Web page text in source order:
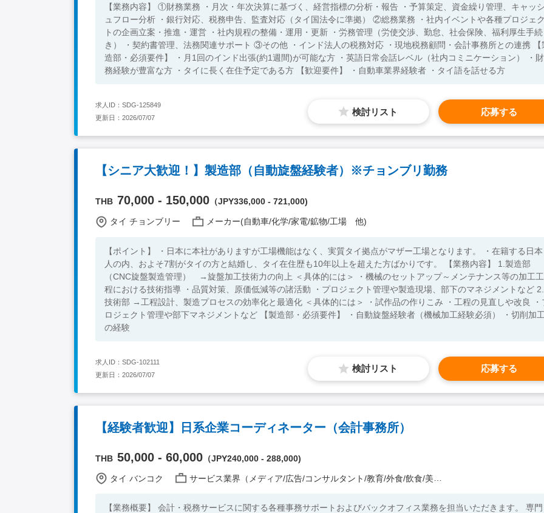
【業務内容】 ①財務業務 ・月次・年次決算に基づく、経営指標の分析・報告 ・予算策定、資金繰り管理、キャッ
ュフロー分析 ・銀行対応、税務申告、監査対応（タイ国法令に準拠） ②総務業務 ・社内イベントや各種プロジェ
トの企画立案・推進・運営 ・社内規程の整備・運用・更新 ・労務管理（労使交渉、勤怠、社会保険、福利厚生手続
き） ・契約書管理、法務関連サポート ③その他 ・インド法人の税務対応 ・現地税務顧問・会計事務所との連携 【製
造部・必須要件】 ・月1回のインド出張(約1週間)が可能な方 ・英語日常会話レベル（社内コミニケーション） ・財
務経験が豊富な方 ・タイに長く在住予定である方 【歓迎要件】 ・自動車業界経験者 ・タイ語を話せる方
検討リスト 応募する
求人ID：SDG-125849
更新日：2026/07/07
【シニア大歓迎！】製造部（自動旋盤経験者）※チョンブリ勤務
THB 70,000 - 150,000 （JPY336,000 - 721,000)
タイ チョンブリー メーカー(自動車/化学/家電/鉱物/工場 他)
【ポイント】 ・日本に本社がありますが工場機能はなく、実質タイ拠点がマザー工場となります。 ・在籍する日本
人の内、およそ7割がタイの方と結婚し、タイ在住歴も10年以上を超えた方ばかりです。 【業務内容】 1.製造部
（CNC旋盤製造管理） →旋盤加工技術力の向上 ＜具体的には＞ ・機械のセットアップ～メンテナンス等の加工工
程における技術指導 ・品質対策、原価低減等の諸活動 ・プロジェクト管理や製造現場、部下のマネジメントなど 2.
技術部 →工程設計、製造プロセスの効率化と最適化 ＜具体的には＞ ・試作品の作りこみ ・工程の見直しや改良 ・
ロジェクト管理や部下マネジメントなど 【製造部・必須要件】 ・自動旋盤経験者（機械加工経験必須） ・切削加工
の経験
検討リスト 応募する
求人ID：SDG-102111
更新日：2026/07/07
【経験者歓迎】日系企業コーディネーター（会計事務所）
THB 50,000 - 60,000 （JPY240,000 - 288,000)
タイ バンコク サービス業界（メディア/広告/コンサルタント/教育/外食/飲食/美容/娯楽/士業 他）
【業務概要】 会計・税務サービスに関する各種事務サポートおよびバックオフィス業務を担当いただきます。 専門